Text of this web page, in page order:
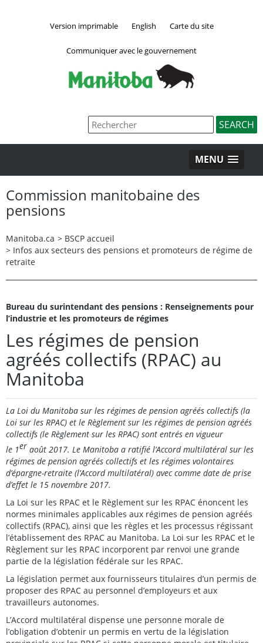
Version imprimable English Carte du site
Communiquer avec le gouvernement
MENU
Commission manitobaine des
pensions
Manitoba.ca > BSCP accueil
> Infos aux secteurs des pensions et promoteurs de régime de
retraite
Bureau du surintendant des pensions : Renseignements pour
l’industrie et les promoteurs de régimes
Les régimes de pension
agréés collectifs (RPAC) au
Manitoba
La Loi du Manitoba sur les régimes de pension agréés collectifs (la
Loi sur les RPAC) et le Règlement sur les régimes de pension agréés
collectifs (le Règlement sur les RPAC) sont entrés en vigueur
le 1er août 2017. Le Manitoba a ratifié l’Accord multilatéral sur les
régimes de pension agréés collectifs et les régimes volontaires
d’épargne-retraite (l’Accord multilatéral) avec comme date de prise
d’effet le 15 novembre 2017.
La Loi sur les RPAC et le Règlement sur les RPAC énoncent les
normes minimales applicables aux régimes de pension agréés
collectifs (RPAC), ainsi que les règles et les processus régissant
l’établissement des RPAC au Manitoba. La Loi sur les RPAC et le
Règlement sur les RPAC incorporent par renvoi une grande
partie de la législation fédérale sur les RPAC.
La législation permet aux fournisseurs titulaires d’un permis de
proposer des RPAC au personnel d’employeurs et aux
travailleurs autonomes.
L’Accord multilatéral dispense une personne morale de
l’obligation d’obtenir un permis en vertu de la législation